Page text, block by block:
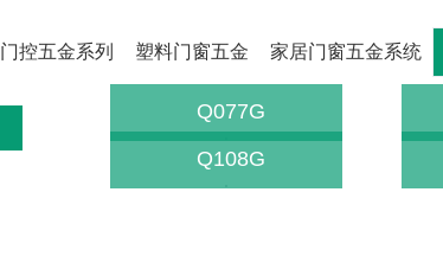
门控五金系列 塑料门窗五金 家居门窗五金系统
Q077G
Q108G